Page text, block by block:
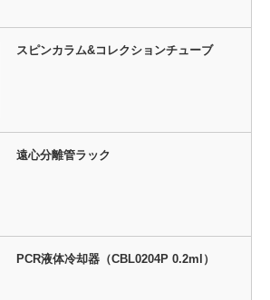
スピンカラム&コレクションチューブ
遠心分離管ラック
PCR液体冷却器（CBL0204P 0.2ml）